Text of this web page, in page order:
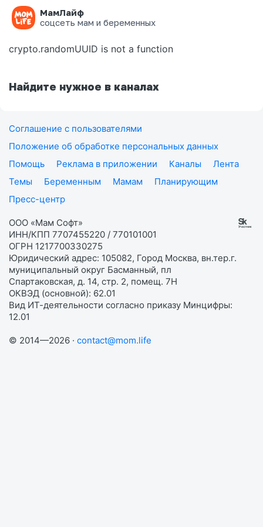
МамЛайф
соцсеть мам и беременных
Ошибка на странице
crypto.randomUUID is not a function
Найдите нужное в каналах
Соглашение с пользователями
Положение об обработке персональных данных
Помощь
Реклама в приложении Каналы
Лента
Темы
Беременным Мамам
Планирующим
Пресс-центр
ООО «Мам Софт»
ИНН/КПП 7707455220 / 770101001
ОГРН 1217700330275
Юридический адрес: 105082, Город Москва, вн.тер.г.
муниципальный округ Басманный, пл
Спартаковская, д. 14, стр. 2, помещ. 7Н
ОКВЭД (основной): 62.01
Вид ИТ-деятельности согласно приказу Минцифры:
12.01
© 2014—2026 · contact@mom.life